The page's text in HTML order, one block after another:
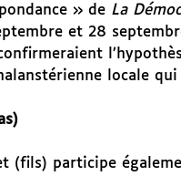
» de La
et 28
locale
(fils) participe